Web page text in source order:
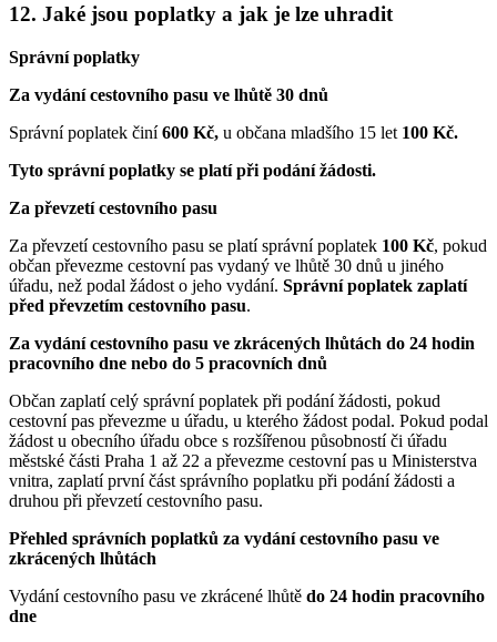
12. Jaké jsou poplatky a jak je lze uhradit
Správní poplatky
Za vydání cestovního pasu ve lhůtě 30 dnů
Správní poplatek činí600 Kč, u občana mladšího 15 let 100 Kč.
Tyto správní poplatky se platí při podání žádosti.
Za převzetí cestovního pasu
Za převzetí cestovního pasu se platí správní poplatek 100 Kč, pokud
občan převezme cestovní pas vydaný ve lhůtě 30 dnů u jiného
úřadu, než podal žádost o jeho vydání. Správní poplatek zaplatí
před převzetím cestovního pasu.
Za vydání cestovního pasu ve zkrácených lhůtách do 24 hodin
pracovního dne nebo do 5 pracovních dnů
Občan zaplatí celý správní poplatek při podání žádosti, pokud
cestovní pas převezme u úřadu, u kterého žádost podal. Pokud podal
žádost u obecního úřadu obce s rozšířenou působností či úřadu
městské části Praha 1 až 22 a převezme cestovní pas u Ministerstva
vnitra, zaplatí první část správního poplatku při podání žádosti a
druhou při převzetí cestovního pasu.
Přehled správních poplatků za vydání cestovního pasu ve
zkrácených lhůtách
Vydání cestovního pasu ve zkrácené lhůtě do 24 hodin pracovního
dne